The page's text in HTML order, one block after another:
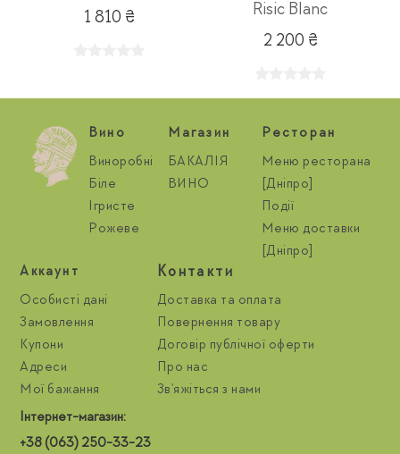
1 810 ₴
Risic Blanc
2 200 ₴
Вино
Виноробні
Біле
Ігристе
Рожеве
Магазин
БАКАЛІЯ
ВИНО
Ресторан
Меню ресторана
[Дніпро]
Події
Меню доставки
[Дніпро]
Aккаунт
Особисті дані
Замовлення
Купони
Адреси
Мої бажання
Контакти
Доставка та оплата
Повернення товару
Договір публічної оферти
Про нас
Зв'яжіться з нами
Інтернет-магазин:
+38 (063) 250-33-23